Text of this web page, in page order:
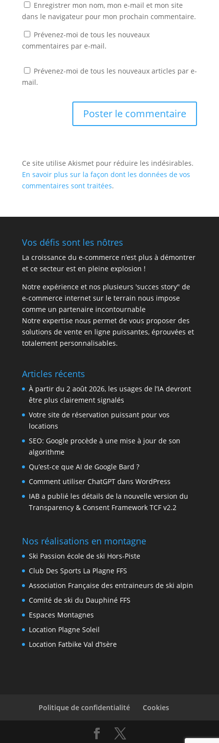
Enregistrer mon nom, mon e-mail et mon site
dans le navigateur pour mon prochain commentaire.
Prévenez-moi de tous les nouveaux
commentaires par e-mail.
Prévenez-moi de tous les nouveaux articles par e-
mail.
Ce site utilise Akismet pour réduire les indésirables.
En savoir plus sur la façon dont les données de vos
commentaires sont traitées.
Vos défis sont les nôtres
La croissance du e-commerce n’est plus à démontrer
et ce secteur est en pleine explosion !
Notre expérience et nos plusieurs 'succes story" de
e-commerce internet sur le terrain nous impose
comme un partenaire incontournable
Notre expertise nous permet de vous proposer des
solutions de vente en ligne puissantes, éprouvées et
totalement personnalisables.
Articles récents
À partir du 2 août 2026, les usages de l’IA devront
être plus clairement signalés
Votre site de réservation puissant pour vos
locations
SEO: Google procède à une mise à jour de son
algorithme
Qu’est-ce que AI de Google Bard ?
Comment utiliser ChatGPT dans WordPress
IAB a publié les détails de la nouvelle version du
Transparency & Consent Framework TCF v2.2
Nos réalisations en montagne
Ski Passion école de ski Hors-Piste
Club Des Sports La Plagne FFS
Association Française des entraineurs de ski alpin
Comité de ski du Dauphiné FFS
Espaces Montagnes
Location Plagne Soleil
Location Fatbike Val d’Isère
Politique de confidentialité Cookies